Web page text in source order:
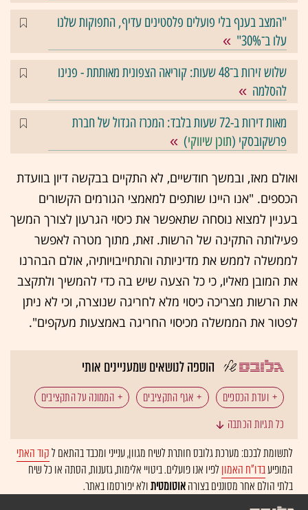
"המצב בענף בלי פועלים פלסטינים עדיף, התפוקות שלנו
עלו ב־30%"
שלוש זירות ב־48 שעות: קוריאה הצפונית מאותתת - פנינו
להסלמה
מאות דירות ב-72 שעות בלבד: המכרז הגדול של חברת
פרשקובסקי (תוכן שיווקי)
ואולם מאז, ובמשך חודשיים, לא התקיים בבקשה דיון בוועדת
הכספים. "אנו היינו שותפים למאמצי הגורמים הקשורים
בעניין למצוא נוסחה שתאפשר את כיסוי הגרעון לצורך המשך
פעילותה התקינה של הרשות. זאת, מתוך מטרה לאפשר
לממשלה לממש את מדיניותה והתחייבויותיה, אולם הבהרנו
את המובן מאליו, כי כל הצעה שיש בה כדי להמשיך ולתקצב
את הרשות מצריכה כיסוי מלא לחריגה שנוצרה, וכי לא ניתן
לפטור את הממשלה מכיסוי החריגה באמצעות מעקפים".
הוספה לנושאים שמעניינים אותי
ועדת הכספים אגף התקציבים הממונה על התקציבים
משרד האוצר
כל תגיות הכתבה
לתשומת לבכם: מערכת גלובס חותרת לשיח מגוון, ענייני ומכבד בהתאם לקוד האתי
המופיעבדו"ח האמוןלפיו אנו פועלים. ביטויי אלימות, גזענות, הסתה או כל שיח
בלתי הולם אחר מסוננים בצורהאוטומטיתולא יפורסמו באתר.